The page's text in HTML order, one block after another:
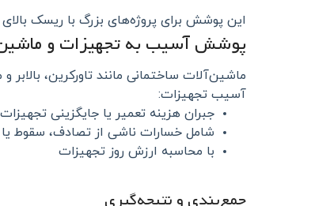
این پوشش برای پروژه‌های بزرگ با ریسک
پوشش آسیب به تجهیزات و
ماشین‌آلات ساختمانی مانند تاورکرین،
آسیب تجهیزات:
جبران هزینه تعمیر یا جایگزینی تجهیزات
شامل خسارات ناشی از تصادف، سقوط
با محاسبه ارزش روز تجهیزات
جمع‌بندی و نتیجه‌گیری